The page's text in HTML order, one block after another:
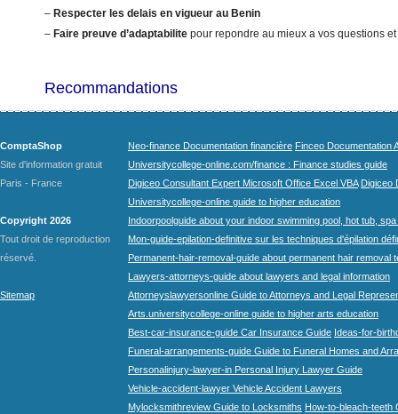
– Respecter les delais en vigueur au Benin
– Faire preuve d’adaptabilite pour repondre au mieux a vos questions
Recommandations
ComptaShop
Site d'information gratuit
Paris - France
Copyright 2026
Tout droit de reproduction
réservé.
Sitemap
Neo-finance Documentation financière Finceo Documentation
Universitycollege-online.com/finance : Finance studies guide
Digiceo Consultant Expert Microsoft Office Excel VBA Digiceo
Universitycollege-online guide to higher education
Indoorpoolguide about your indoor swimming pool, hot tub,
Mon-guide-epilation-definitive sur les techniques d'épilation
Permanent-hair-removal-guide about permanent hair removal
Lawyers-attorneys-guide about lawyers and legal information
Attorneyslawyersonline Guide to Attorneys and Legal
Arts.universitycollege-online guide to higher arts education
Best-car-insurance-guide Car Insurance Guide Ideas-for-
Funeral-arrangements-guide Guide to Funeral Homes and
Personalinjury-lawyer-in Personal Injury Lawyer Guide
Vehicle-accident-lawyer Vehicle Accident Lawyers
Mylocksmithreview Guide to Locksmiths How-to-bleach-teeth